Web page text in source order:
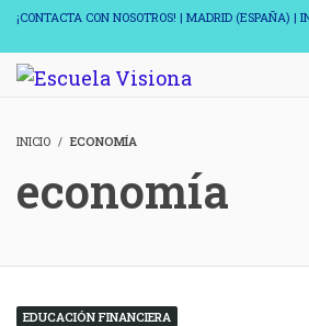
¡CONTACTA CON NOSOTROS! | MADRID (ESPAÑA) |
INICIO ECONOMÍA
economía
EDUCACIÓN FINANCIERA